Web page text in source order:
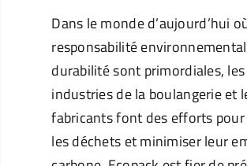
Dans le monde d’aujourd’hui
responsabilité
durabilité sont primordiales, les
industries de la boulangerie et
fabricants font des efforts
les déchets et minimiser leur